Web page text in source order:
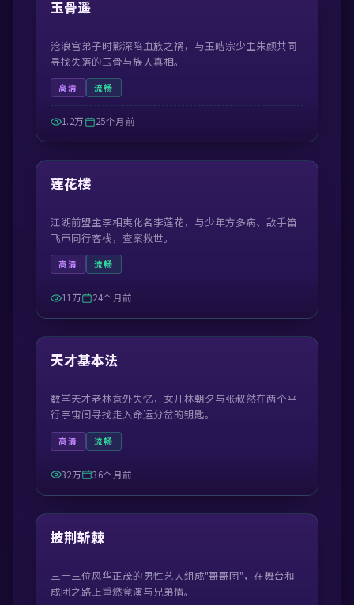
玉骨遥
沧浪宫弟子时影深陷血族之祸，与玉皓宗少主朱颜共同
寻找失落的玉骨与族人真相。
高清 流畅
1.2万 25个月前
精选
44:30
莲花楼
江湖前盟主李相夷化名李莲花，与少年方多病、敌手笛
飞声同行客栈，查案救世。
高清 流畅
11万 24个月前
精选
42:19
天才基本法
数学天才老林意外失忆，女儿林朝夕与张叔然在两个平
行宇宙间寻找走入命运分岔的钥匙。
高清 流畅
32万 36个月前
精选
41:21
披荆斩棘
三十三位风华正茂的男性艺人组成"哥哥团"，在舞台和
成团之路上重燃竞演与兄弟情。